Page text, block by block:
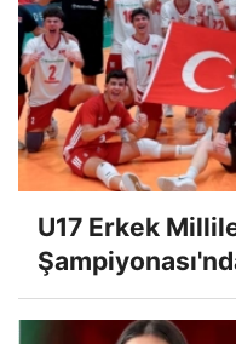
U17 Erkek